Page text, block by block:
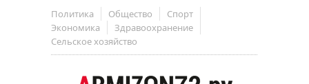
Политика Общество
Спорт
Экономика
Здравоохранение
Сельское хозяйство